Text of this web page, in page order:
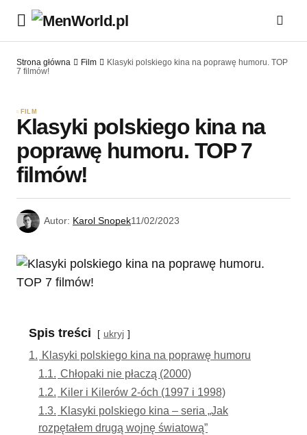
Strona główna Film
Klasyki polskiego kina na poprawę humoru. TOP
7 filmów!
FILM
Klasyki polskiego kina na
poprawę humoru. TOP 7
filmów!
Autor: Karol Snopek11/02/2023
Spis treści ukryj
1. Klasyki polskiego kina na poprawę humoru
1.1. Chłopaki nie płaczą (2000)
1.2. Kiler i Kilerów 2-óch (1997 i 1998)
1.3. Klasyki polskiego kina – seria „Jak
rozpętałem drugą wojnę światową”